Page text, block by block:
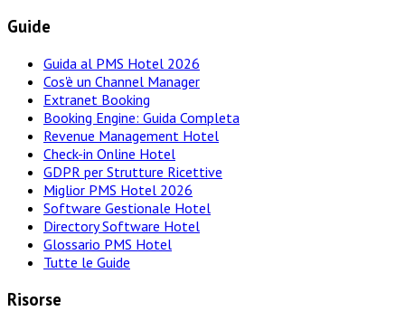
Guide
Guida al PMS Hotel 2026
Cos'è un Channel Manager
Extranet Booking
Booking Engine: Guida Completa
Revenue Management Hotel
Check-in Online Hotel
GDPR per Strutture Ricettive
Miglior PMS Hotel 2026
Software Gestionale Hotel
Directory Software Hotel
Glossario PMS Hotel
Tutte le Guide
Risorse